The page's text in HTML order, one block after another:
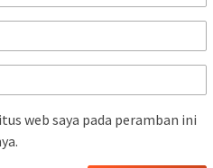
web saya pada peramban ini